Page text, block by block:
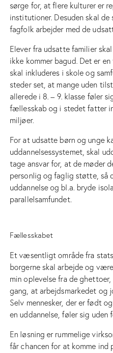
sørge for, at flere kulturer er
institutioner. Desuden skal
fagfolk arbejder med de
Elever fra udsatte familier
ikke kommer bagud. Det er
skal inkluderes i skole og
steder set, at mange uden
allerede i 8. – 9. klasse føler
fællesskab og i stedet fatter
miljøer.
For at udsatte børn og unge
uddannelsessystemet, skal
tage ansvar for, at de møder
personlig og faglig støtte, så
uddannelse og bl.a. bryde
parallelsamfundet.
Fællesskabet
Et væsentligt område fra
borgerne skal arbejde og
min oplevelse fra de
gang, at arbejdsmarkedet og
Selv mennesker, der er født
en uddannelse, føler sig
En løsning er rummelige
får chancen for at komme ind